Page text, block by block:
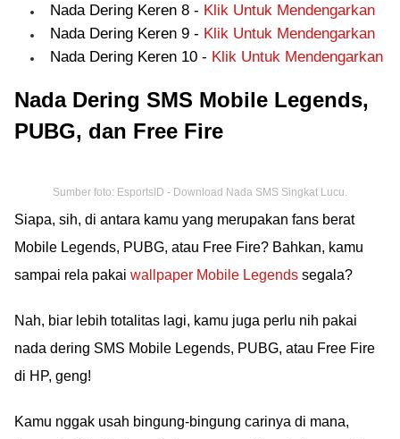
Nada Dering Keren 8 - Klik Untuk Mendengarkan
Nada Dering Keren 9 - Klik Untuk Mendengarkan
Nada Dering Keren 10 - Klik Untuk Mendengarkan
Nada Dering SMS Mobile Legends,
PUBG, dan Free Fire
Sumber foto: EsportsID - Download Nada SMS Singkat Lucu.
Siapa, sih, di antara kamu yang merupakan fans berat
Mobile Legends, PUBG, atau Free Fire? Bahkan, kamu
sampai rela pakai wallpaper Mobile Legends segala?
Nah, biar lebih totalitas lagi, kamu juga perlu nih pakai
nada dering SMS Mobile Legends, PUBG, atau Free Fire
di HP, geng!
Kamu nggak usah bingung-bingung carinya di mana,